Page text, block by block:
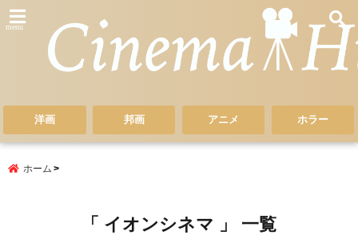
menu
洋画 邦画 アニメ ホラー
ホーム
「 イオンシネマ 」 一覧